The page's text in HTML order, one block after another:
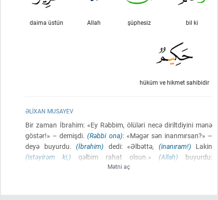
bil ki
şüphesiz
Allah
daima üstün
hüküm ve hikmet sahibidir
ƏLIXAN MUSAYEV
Bir zaman İbrahim: «Ey Rəbbim, ölüləri necə diriltdiyini mənə
göstər!» – demişdi.(Rəbbi ona): «Məgər sən inanmırsan?» –
deyə buyurdu. (İbrahim) dedi: «Əlbəttə, (inanıram!) Lakin
(istəyirəm ki,) qəlbim rahat olsun.» (Allah) buyurdu:
«Quşlardan dördünü tut və onları götür tikə-tikə et, sonra hər
Mətni aç